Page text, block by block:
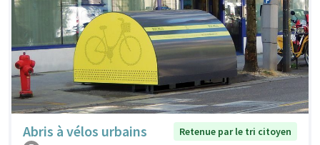
Abris à vélos urbains
Retenue par le tri citoyen